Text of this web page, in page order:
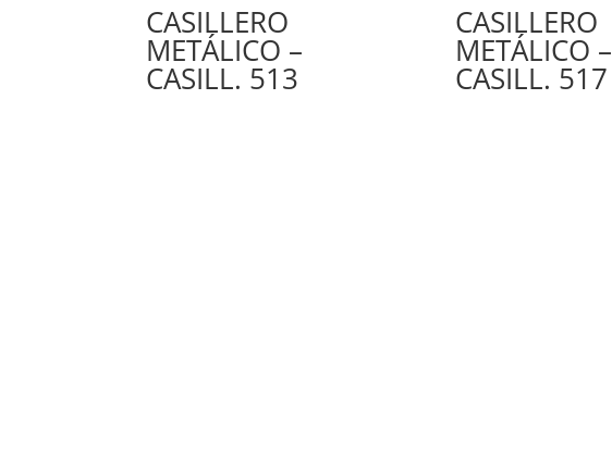
CASILLERO
METÁLICO –
CASILL. 513
CASILLERO
METÁLICO –
CASILL. 517